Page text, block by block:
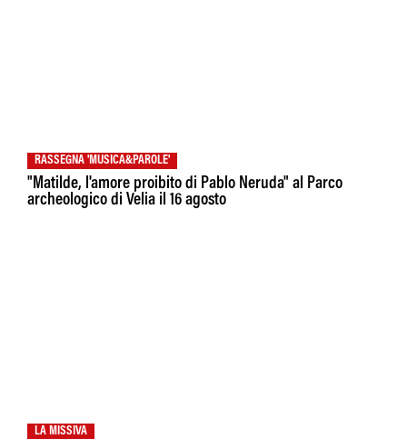
RASSEGNA 'MUSICA&PAROLE'
"Matilde, l'amore proibito di Pablo Neruda" al Parco
archeologico di Velia il 16 agosto
LA MISSIVA